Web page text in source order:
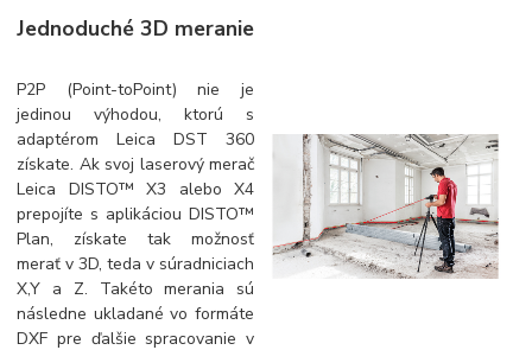
Jednoduché 3D meranie
P2P (Point-toPoint) nie je
jedinou výhodou, ktorú s
adaptérom Leica DST 360
získate. Ak svoj laserový merač
Leica DISTO™ X3 alebo X4
prepojíte s aplikáciou DISTO™
Plan, získate tak možnosť
merať v 3D, teda v súradniciach
X,Y a Z. Takéto merania sú
následne ukladané vo formáte
DXF pre ďalšie spracovanie v